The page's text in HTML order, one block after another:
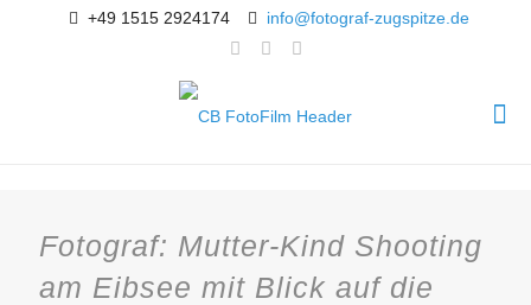
+49 1515 2924174 info@fotograf-zugspitze.de
Fotograf: Mutter-Kind Shooting
am Eibsee mit Blick auf die